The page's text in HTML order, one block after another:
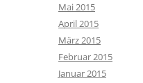
Mai 2015
April 2015
März 2015
Februar 2015
Januar 2015